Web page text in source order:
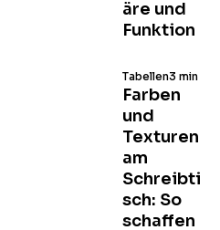
äre und
Funktion
Farben
und
Texturen
am
Schreibti
sch: So
schaffen
Tabellen3 min